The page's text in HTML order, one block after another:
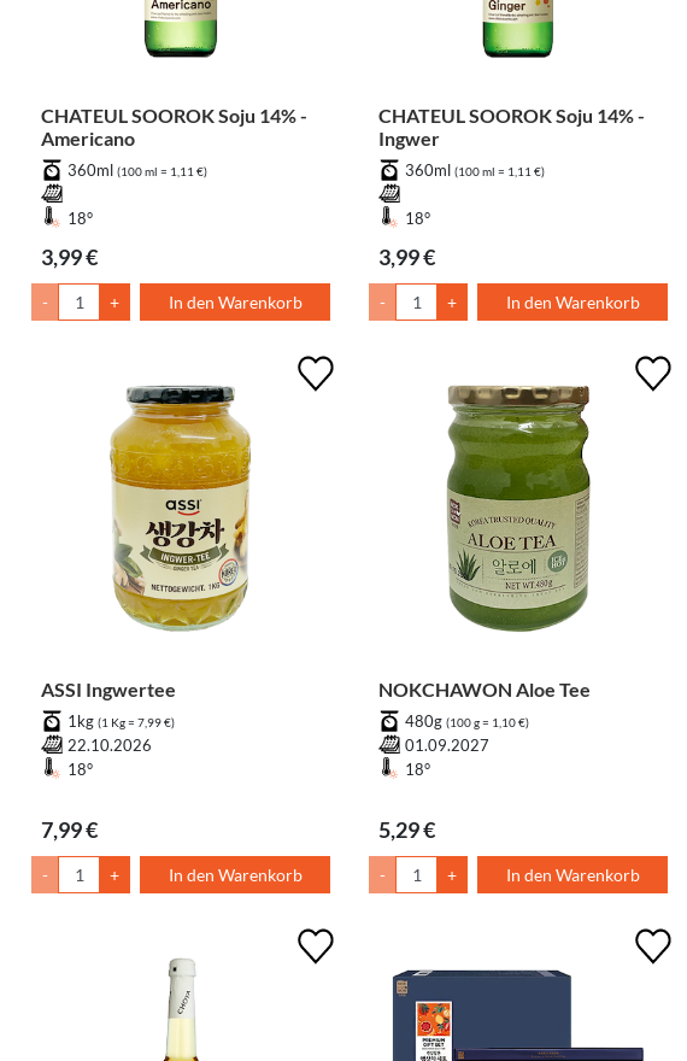
CHATEUL SOOROK Soju 14% -
Americano
360ml (100 ml = 1,11 €)
18°
3,99 €
- + In den Warenkorb
CHATEUL SOOROK Soju 14% -
Ingwer
360ml (100 ml = 1,11 €)
18°
3,99 €
- + In den Warenkorb
ASSI Ingwertee
1kg (1 Kg = 7,99 €)
22.10.2026
18°
7,99 €
- + In den Warenkorb
NOKCHAWON Aloe Tee
480g (100 g = 1,10 €)
01.09.2027
18°
5,29 €
- + In den Warenkorb